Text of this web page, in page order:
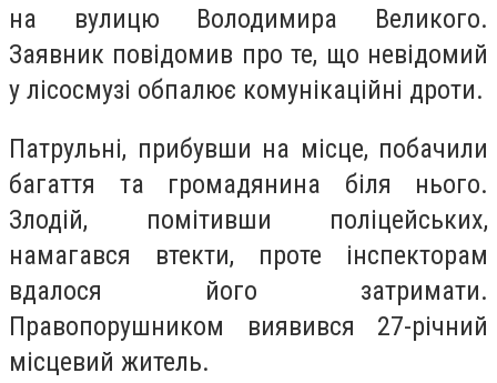
на вулицю Володимира Великого.
Заявник повідомив про те, що невідомий
у лісосмузі обпалює комунікаційні дроти.
Патрульні, прибувши на місце, побачили
багаття та громадянина біля нього.
Злодій, помітивши поліцейських,
намагався втекти, проте інспекторам
вдалося його затримати.
Правопорушником виявився 27-річний
місцевий житель.